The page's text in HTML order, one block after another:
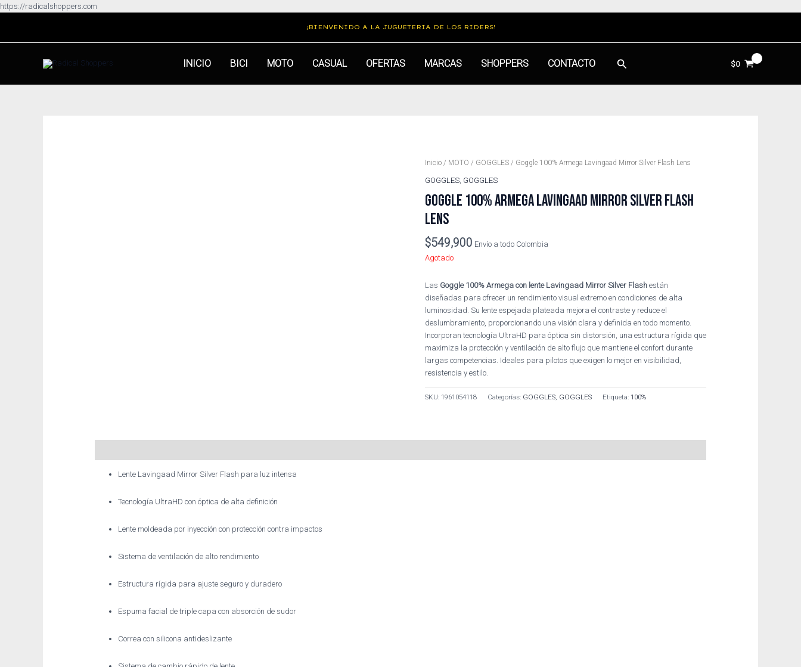
https://radicalshoppers.com
¡BIENVENIDO A LA JUGUETERIA DE LOS RIDERS!
INICIO BICI MOTO CASUAL OFERTAS MARCAS SHOPPERS CONTACTO Buscar $0
Inicio / MOTO / GOGGLES / Goggle 100% Armega Lavingaad Mirror Silver Flash Lens
GOGGLES, GOGGLES
GOGGLE 100% ARMEGA LAVINGAAD MIRROR SILVER FLASH
LENS
$549,900 Envío a todo Colombia
Agotado
Las Goggle 100% Armega con lente Lavingaad Mirror Silver Flash están
diseñadas para ofrecer un rendimiento visual extremo en condiciones de alta
luminosidad. Su lente espejada plateada mejora el contraste y reduce el
deslumbramiento, proporcionando una visión clara y definida en todo momento.
Incorporan tecnología UltraHD para óptica sin distorsión, una estructura rígida que
maximiza la protección y ventilación de alto flujo que mantiene el confort durante
largas competencias. Ideales para pilotos que exigen lo mejor en visibilidad,
resistencia y estilo.
SKU: 1961054118 Categorías: GOGGLES, GOGGLES Etiqueta: 100%
Lente Lavingaad Mirror Silver Flash para luz intensa
Tecnología UltraHD con óptica de alta definición
Lente moldeada por inyección con protección contra impactos
Sistema de ventilación de alto rendimiento
Estructura rígida para ajuste seguro y duradero
Espuma facial de triple capa con absorción de sudor
Correa con silicona antideslizante